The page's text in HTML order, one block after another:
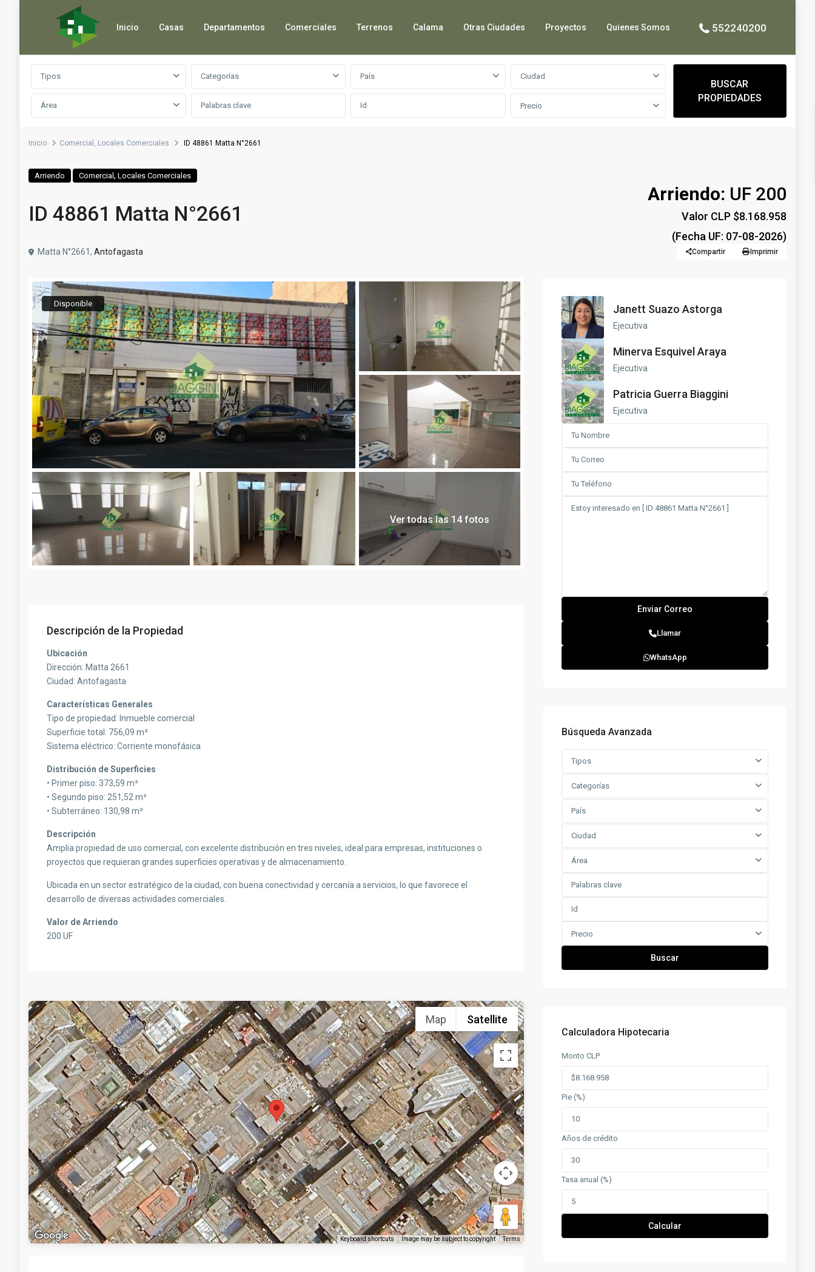
Inicio Casas Departamentos Comerciales Terrenos Calama Otras Ciudades Proyectos Quienes Somos 552240200
Búsqueda avanzada
Tipos Categorías País Ciudad
Área Precio
BUSCAR
PROPIEDADES
Inicio Comercial , Locales Comerciales ID 48861 Matta N°2661
Arriendo Comercial , Locales Comerciales
ID 48861 Matta N°2661
Arriendo: UF 200
Valor CLP $8.168.958
(Fecha UF: 07-08-2026)
Matta N°2661, Antofagasta Compartir Imprimir
Disponible
Ver todas las 14 fotos
Descripción de la Propiedad
Ubicación
Dirección: Matta 2661
Ciudad: Antofagasta
Características Generales
Tipo de propiedad: Inmueble comercial
Superficie total: 756,09 m²
Sistema eléctrico: Corriente monofásica
Distribución de Superficies
• Primer piso: 373,59 m²
• Segundo piso: 251,52 m²
• Subterráneo: 130,98 m²
Descripción
Amplia propiedad de uso comercial, con excelente distribución en tres niveles, ideal para empresas, instituciones o
proyectos que requieran grandes superficies operativas y de almacenamiento.
Ubicada en un sector estratégico de la ciudad, con buena conectividad y cercanía a servicios, lo que favorece el
desarrollo de diversas actividades comerciales.
Valor de Arriendo
200 UF
Map Satellite
Keyboard shortcuts Image may be subject to copyright Terms
Janett Suazo Astorga
Ejecutiva
Minerva Esquivel Araya
Ejecutiva
Patricia Guerra Biaggini
Ejecutiva
Llamar
WhatsApp
Búsqueda Avanzada
Tipos
Categorías
País
Ciudad
Área
Precio
Buscar
Calculadora Hipotecaria
Monto CLP
Pie (%)
Años de crédito
Tasa anual (%)
Calcular